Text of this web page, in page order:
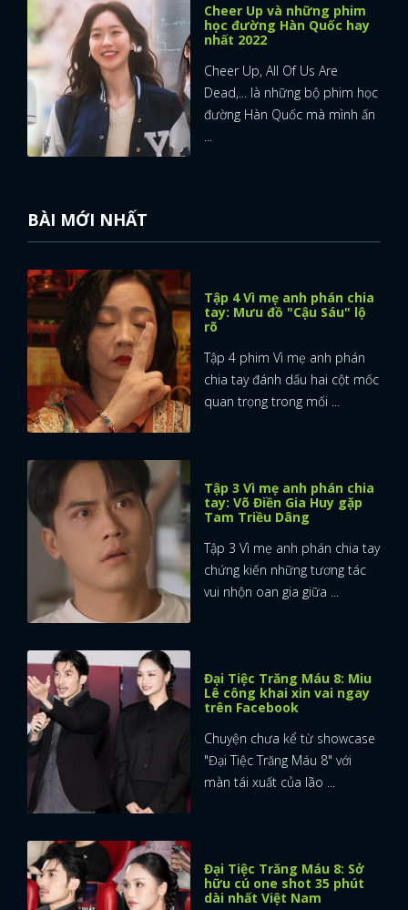
Cheer Up và những phim
học đường Hàn Quốc hay
nhất 2022
Cheer Up, All Of Us Are
Dead,... là những bộ phim học
đường Hàn Quốc mà mình ấn
...
BÀI MỚI NHẤT
Tập 4 Vì mẹ anh phán chia
tay: Mưu đồ "Cậu Sáu" lộ
rõ
Tập 4 phim Vì mẹ anh phán
chia tay đánh dấu hai cột mốc
quan trọng trong mối ...
Tập 3 Vì mẹ anh phán chia
tay: Võ Điền Gia Huy gặp
Tam Triều Dâng
Tập 3 Vì mẹ anh phán chia tay
chứng kiến những tương tác
vui nhộn oan gia giữa ...
Đại Tiệc Trăng Máu 8: Miu
Lê công khai xin vai ngay
trên Facebook
Chuyện chưa kể từ showcase
"Đại Tiệc Trăng Máu 8" với
màn tái xuất của lão ...
Đại Tiệc Trăng Máu 8: Sở
hữu cú one shot 35 phút
dài nhất Việt Nam